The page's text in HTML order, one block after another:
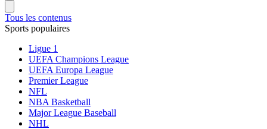
Tous les contenus
Sports populaires
Ligue 1
UEFA Champions League
UEFA Europa League
Premier League
NFL
NBA Basketball
Major League Baseball
NHL